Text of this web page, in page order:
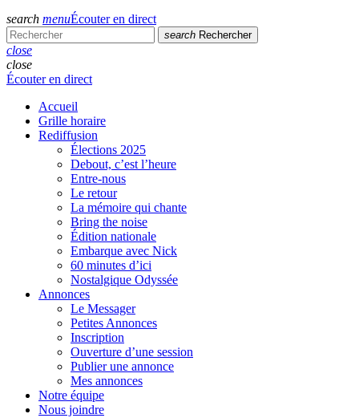
search menuÉcouter en direct
search Rechercher
close
close
Écouter en direct
Accueil
Grille horaire
Rediffusion
Élections 2025
Debout, c’est l’heure
Entre-nous
Le retour
La mémoire qui chante
Bring the noise
Édition nationale
Embarque avec Nick
60 minutes d’ici
Nostalgique Odyssée
Annonces
Le Messager
Petites Annonces
Inscription
Ouverture d’une session
Publier une annonce
Mes annonces
Notre équipe
Nous joindre